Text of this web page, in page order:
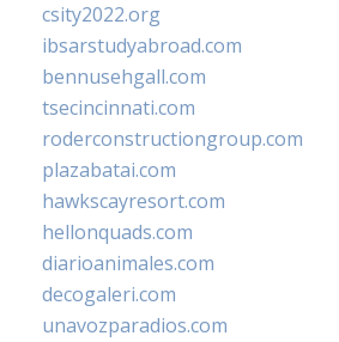
csity2022.org
ibsarstudyabroad.com
bennusehgall.com
tsecincinnati.com
roderconstructiongroup.com
plazabatai.com
hawkscayresort.com
hellonquads.com
diarioanimales.com
decogaleri.com
unavozparadios.com